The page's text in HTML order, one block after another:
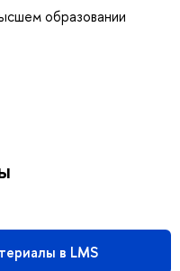
образовании
в LMS